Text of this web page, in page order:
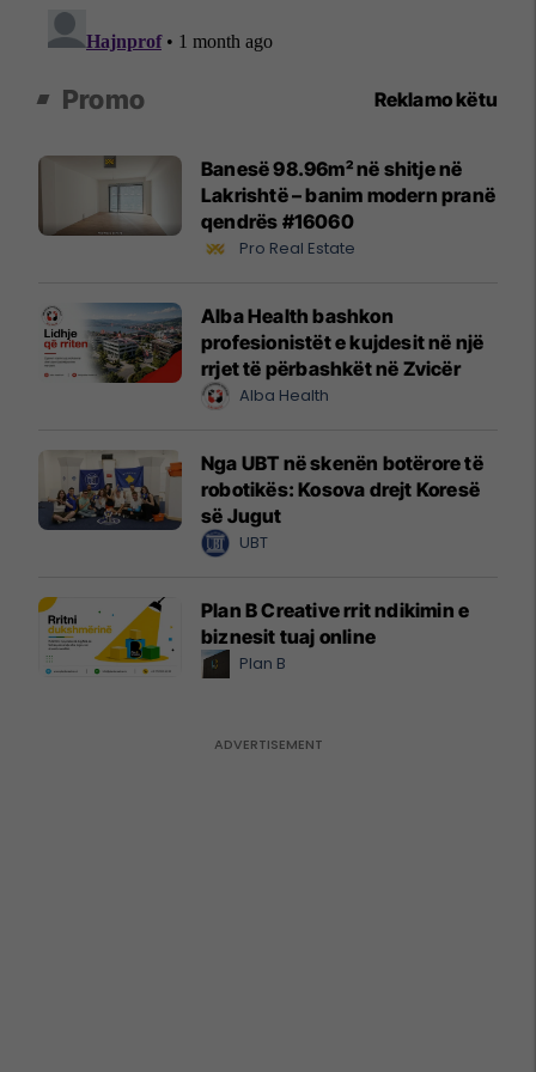
Promo Reklamo këtu
Banesë 98.96m² në shitje në
Lakrishtë – banim modern pranë
qendrës #16060
Pro Real Estate
Alba Health bashkon
profesionistët e kujdesit në një
rrjet të përbashkët në Zvicër
Alba Health
Nga UBT në skenën botërore të
robotikës: Kosova drejt Koresë
së Jugut
UBT
Plan B Creative rrit ndikimin e
biznesit tuaj online
Plan B